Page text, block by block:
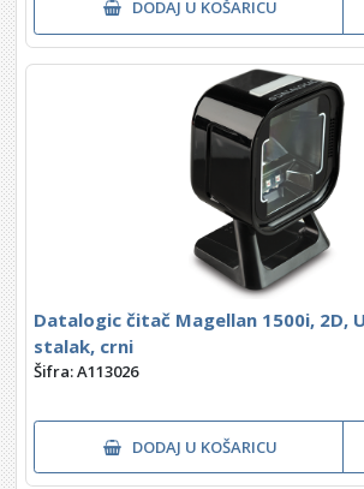
DODAJ U KOŠARICU
Datalogic čitač Magellan 1500i, 2D,
stalak, crni
Šifra: A113026
DODAJ U KOŠARICU